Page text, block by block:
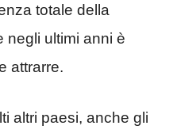
totale della
negli ultimi anni è
attrarre.
altri paesi, anche gli